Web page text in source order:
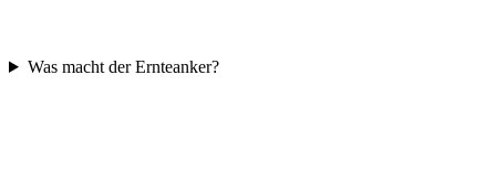
Was macht der Ernteanker?